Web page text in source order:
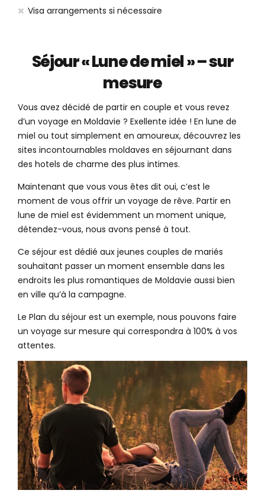
Visa arrangements si nécessaire
Séjour « Lune de miel » – sur
mesure
Vous avez décidé de partir en couple et vous revez
d’un voyage en Moldavie ? Exellente idée ! En lune de
miel ou tout simplement en amoureux, découvrez les
sites incontournables moldaves en séjournant dans
des hotels de charme des plus intimes.
Maintenant que vous vous êtes dit oui, c’est le
moment de vous offrir un voyage de rêve. Partir en
lune de miel est évidemment un moment unique,
détendez-vous, nous avons pensé à tout.
Ce séjour est dédié aux jeunes couples de mariés
souhaitant passer un moment ensemble dans les
endroits les plus romantiques de Moldavie aussi bien
en ville qu’à la campagne.
Le Plan du séjour est un exemple, nous pouvons faire
un voyage sur mesure qui correspondra à 100% à vos
attentes.